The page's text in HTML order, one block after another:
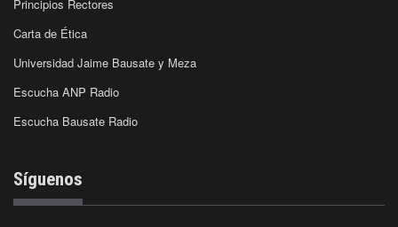
Principios Rectores
Carta de Ética
Universidad Jaime Bausate y Meza
Escucha ANP Radio
Escucha Bausate Radio
Síguenos